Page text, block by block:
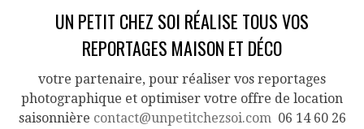
UN PETIT CHEZ SOI RÉALISE TOUS VOS
REPORTAGES MAISON ET DÉCO
votre partenaire, pour réaliser vos reportages
photographique et optimiser votre offre de location
saisonnière contact@unpetitchezsoi.com06 14 60 26